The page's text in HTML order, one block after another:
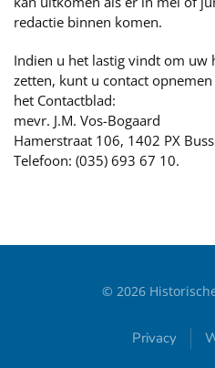
redactie binnen komen.
Indien u het lastig vindt om uw
zetten, kunt u contact
het Contactblad:
mevr. J.M. Vos-Bogaard
Hamerstraat 106, 1402 PX
Telefoon: (035) 693 67 10.
© 2026
Privacy